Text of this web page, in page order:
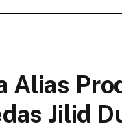
Alias
Jilid